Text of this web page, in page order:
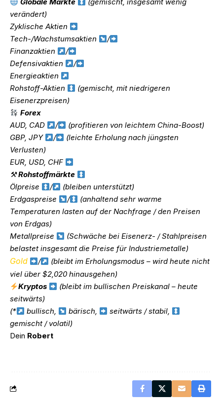
Globale Märkte
(gemischt, insgesamt wenig
verändert)
Zyklische Aktien
Tech-/Wachstumsaktien
/
Finanzaktien
/
Defensivaktien
/
Energieaktien
Rohstoff-Aktien
(gemischt, mit niedrigeren
Eisenerzpreisen)
Forex
AUD, CAD
/
(profitieren von leichtem China-Boost)
GBP, JPY
/
(leichte Erholung nach jüngsten
Verlusten)
EUR, USD, CHF
⚒Rohstoffmärkte
Ölpreise
/
(bleiben unterstützt)
Erdgaspreise
/
(anhaltend sehr warme
Temperaturen lasten auf der Nachfrage / den Preisen
von Erdgas)
Metallpreise
(Schwäche bei Eisenerz- / Stahlpreisen
belastet insgesamt die Preise für Industriemetalle)
Gold /
(bleibt im Erholungsmodus – wird heute nicht
viel über $2,020 hinausgehen)
Kryptos
(bleibt im bullischen Preiskanal – heute
seitwärts)
(*
bullisch, bärisch,
seitwärts / stabil,
gemischt / volatil)
Dein Robert